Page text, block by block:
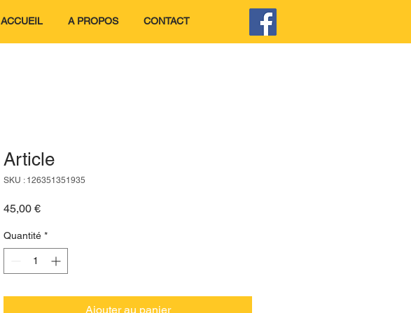
ACCUEIL A PROPOS CONTACT
Article
SKU : 126351351935
45,00 €Prix
Quantité *
Ajouter au panier